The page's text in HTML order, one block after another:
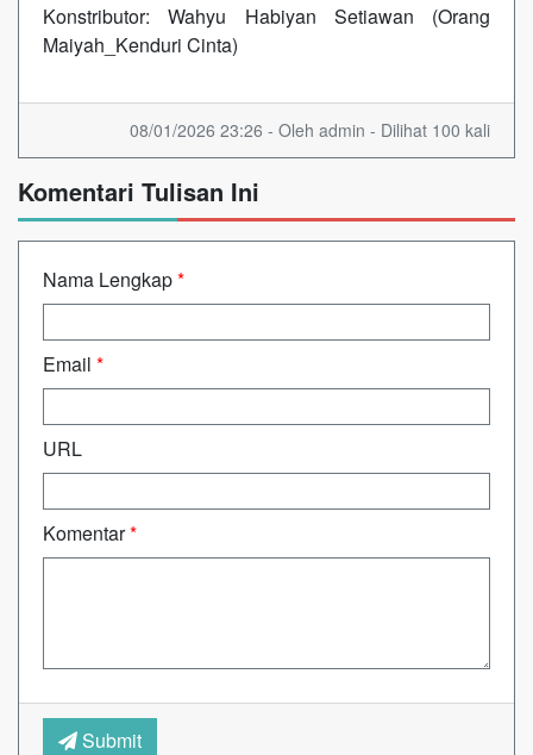
Konstributor: Wahyu Habiyan Setiawan (Orang
Maiyah_Kenduri Cinta)
08/01/2026 23:26 - Oleh admin - Dilihat 100 kali
Komentari Tulisan Ini
Nama Lengkap*
Email *
URL
Komentar*
Submit